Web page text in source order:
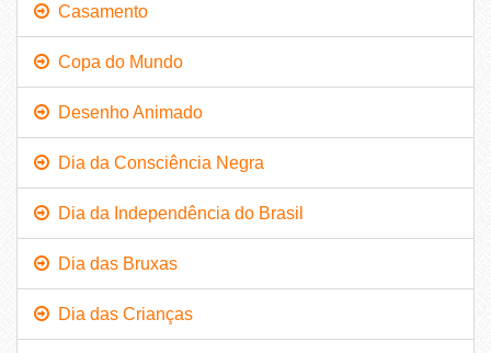
Casamento
Copa do Mundo
Desenho Animado
Dia da Consciência Negra
Dia da Independência do Brasil
Dia das Bruxas
Dia das Crianças